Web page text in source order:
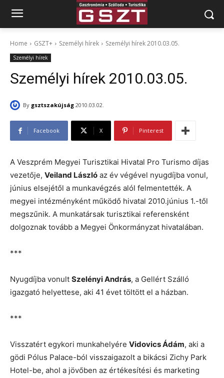
Home GSZT+ Személyi hírek Személyi hírek 2010.03.05.
Személyi hírek
Személyi hírek 2010.03.05.
By gsztszakújság 2010.03.02.
Facebook X Pinterest
A Veszprém Megyei Turisztikai Hivatal Pro Turismo díjas
vezetője, Veiland László az év végével nyugdíjba vonul,
június elsejétől a munkavégzés alól felmentették. A
megyei intézményként működő hivatal 2010.június 1.-től
megszűnik. A munkatársak turisztikai referensként
dolgoznak tovább a Megyei Önkormányzat hivatalában.
***
Nyugdíjba vonult Szelényi András, a Gellért Szálló
igazgató helyettese, aki 41 évet töltött el a házban.
***
Visszatért egykori munkahelyére Vidovics Ádám, aki a
gödi Pólus Palace-ból visszaigazolt a bikácsi Zichy Park
Hotel-be, ahol a jövőben az értékesítési és marketing